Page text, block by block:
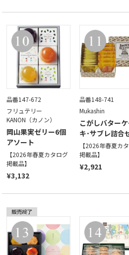
品番147-672
フリュテリー
KANON（カノン）
岡山果実ゼリー6個
アソート
【2026年春夏カタログ
掲載品】
¥3,132
品番148-741
Mukashin
こがしバター
キ･サブレ詰合
【2026年春夏カ
掲載品】
¥2,921